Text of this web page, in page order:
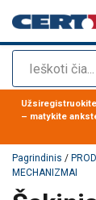
Paieška
Produktas buvo
– matykite
Pagrindinis /
MECHANIZMAI